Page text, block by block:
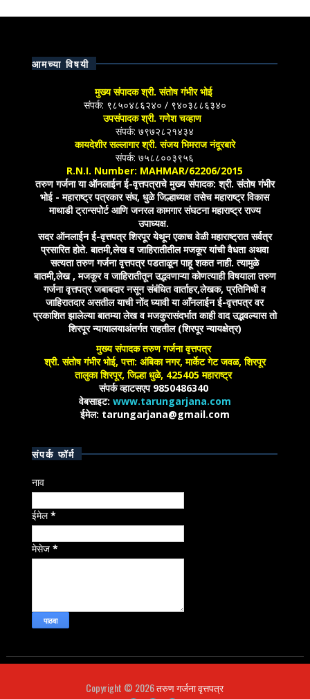
आमच्या विषयी
मुख्य संपादक श्री. संतोष गंभीर भोई
संपर्क: ९८५०४८६२४० / ९४०३८८६३४०
उपसंपादक श्री. गणेश चव्हाण
संपर्क: ७९७२८२१४३४
कायदेशीर सल्लागार श्री. संजय भिमराज नंदूरबारे
संपर्क: ७५८८००३९५६
R.N.I. Number: MAHMAR/62206/2015
तरुण गर्जना या ऑनलाईन ई-वृत्तपत्राचे मुख्य संपादक: श्री. संतोष गंभीर
भोई - महाराष्ट्र पत्रकार संघ, धुळे जिल्हाध्यक्ष तसेच महाराष्ट्र विकास
माथाडी ट्रान्सपोर्ट आणि जनरल कामगार संघटना महाराष्ट्र राज्य
उपाध्यक्ष.
सदर ऑनलाईन ई-वृत्तपत्र शिरपूर येथून एकाच वेळी महाराष्ट्रात सर्वत्र
प्रसारित होते. बातमी,लेख व जाहिरातीतील मजकूर यांची वैधता अथवा
सत्यता तरुण गर्जना वृत्तपत्र पडताळून पाहू शकत नाही. त्यामुळे
बातमी,लेख , मजकूर व जाहिरातीतून उद्भवणाऱ्या कोणत्याही विषयाला तरुण
गर्जना वृत्तपत्र जबाबदार नसून संबंधित वार्ताहर,लेखक, प्रतिनिधी व
जाहिरातदार असतील याची नोंद घ्यावी या आँनलाईन ई-वृत्तपत्र वर
प्रकाशित झालेल्या बातम्या लेख व मजकुरासंदर्भात काही वाद उद्भवल्यास तो
शिरपूर न्यायालयाअंतर्गत राहतील (शिरपूर न्यायक्षेत्र)
मुख्य संपादक तरुण गर्जना वृत्तपत्र
श्री. संतोष गंभीर भोई, पत्ता: अंबिका नगर, मार्केट गेट जवळ, शिरपूर
तालुका शिरपूर, जिल्हा धुळे, 425405 महाराष्ट्र
संपर्क व्हाटसएप 9850486340
वेबसाइट: www.tarungarjana.com
ईमेल: tarungarjana@gmail.com
संपर्क फॉर्म
नाव
ईमेल*
मेसेज*
Copyright © 2026तरुण गर्जना वृत्तपत्र